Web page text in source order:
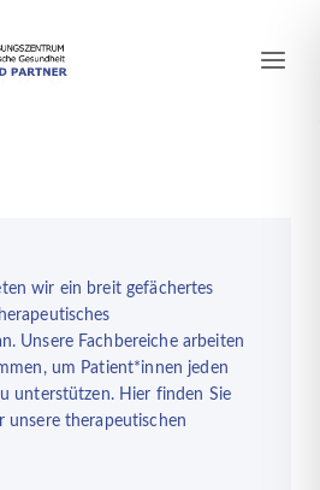
wir ein breit gefächertes
Unsere Fachbereiche arbeiten
um Patient*innen jeden
unterstützen. Hier finden Sie
unsere therapeutischen